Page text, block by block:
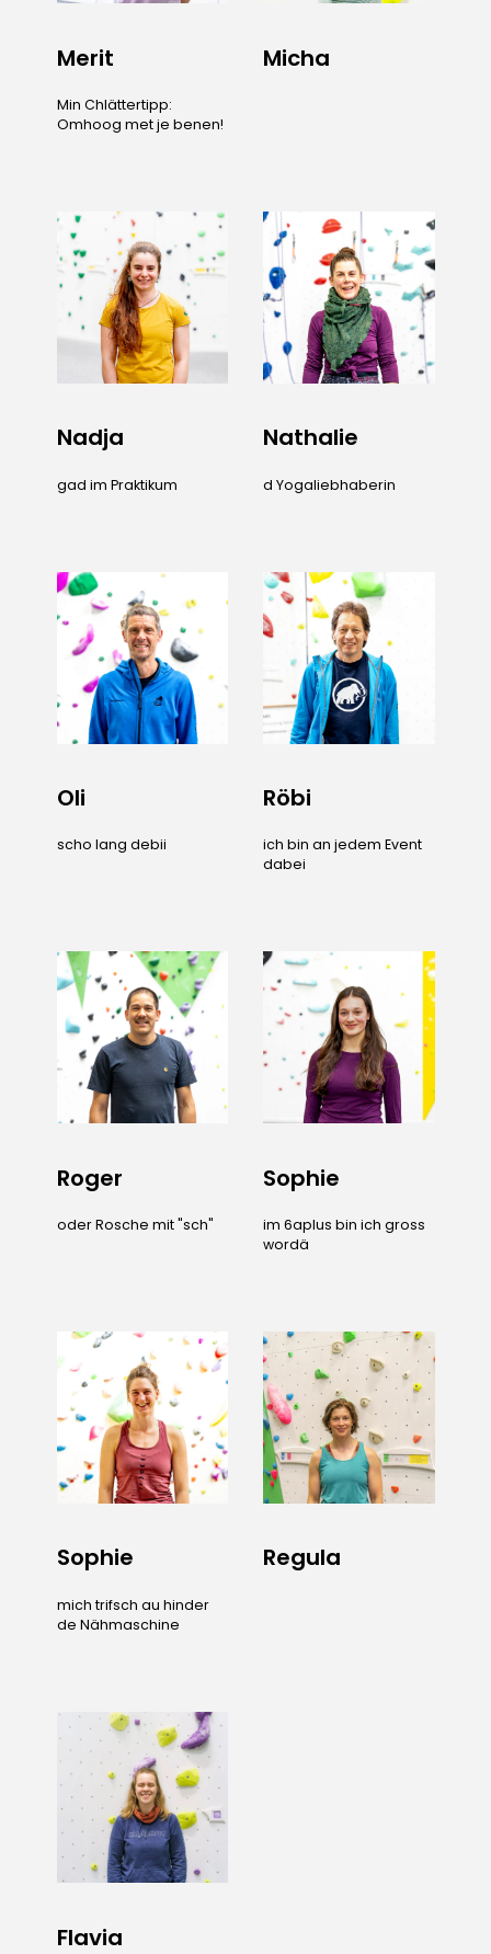
Merit
Min Chlättertipp:
Omhoog met je benen!
Micha
Nadja
gad im Praktikum
Nathalie
d Yogaliebhaberin
Oli
scho lang debii
Röbi
ich bin an jedem Event
dabei
Roger
oder Rosche mit "sch"
Sophie
im 6aplus bin ich gross
wordä
Sophie
mich trifsch au hinder
de Nähmaschine
Regula
Flavia